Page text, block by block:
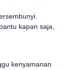
kapan saja,
kenyamanan